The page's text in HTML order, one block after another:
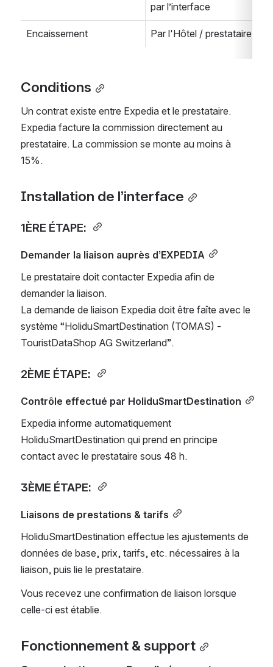
par l’interface
Encaissement Par l'Hôtel / prestataire
Conditions
Un contrat existe entre Expedia et le prestataire.
Expedia facture la commission directement au
prestataire. La commission se monte au moins à
15%.
Installation de l’interface
1ÈRE ÉTAPE:
Demander la liaison auprès d’EXPEDIA
Le prestataire doit contacter Expedia afin de
demander la liaison.
La demande de liaison Expedia doit être faîte avec le
système “HoliduSmartDestination (TOMAS) -
TouristDataShop AG Switzerland”.
2ÈME ÉTAPE:
Contrôle effectué par HoliduSmartDestination
Expedia informe automatiquement
HoliduSmartDestination qui prend en principe
contact avec le prestataire sous 48 h.
3ÈME ÉTAPE:
Liaisons de prestations & tarifs
HoliduSmartDestination effectue les ajustements de
données de base, prix, tarifs, etc. nécessaires à la
liaison, puis lie le prestataire.
Vous recevez une confirmation de liaison lorsque
celle-ci est établie.
Fonctionnement & support